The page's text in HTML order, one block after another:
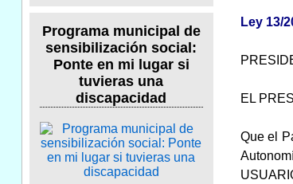
Programa municipal de
sensibilización social:
Ponte en mi lugar si
tuvieras una
discapacidad
Ley 13/
EL
Que el